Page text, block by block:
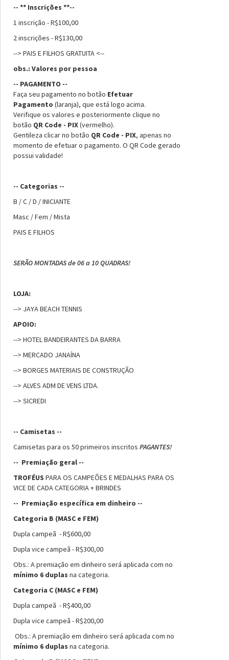
-- ** Inscrições **--
1 inscrição - R$100,00
2 inscrições - R$130,00
--> PAIS E FILHOS GRATUITA <--
obs.: Valores por pessoa
-- PAGAMENTO --
Faça seu pagamento no botão Efetuar
Pagamento (laranja), que está logo acima.
Verifique os valores e posteriormente clique no
botão QR Code - PIX(vermelho).
Gentileza clicar no botão QR Code - PIX, apenas no
momento de efetuar o pagamento. O QR Code gerado
possui validade!
-- Categorias --
B / C / D / INICIANTE
Masc / Fem / Mista
PAIS E FILHOS
SERÃO MONTADAS de 06 a 10 QUADRAS!
LOJA:
--> JAYA BEACH TENNIS
APOIO:
--> HOTEL BANDEIRANTES DA BARRA
--> MERCADO JANAÍNA
--> BORGES MATERIAIS DE CONSTRUÇÃO
--> ALVES ADM DE VENS LTDA.
--> SICREDI
-- Camisetas --
Camisetas para os 50 primeiros inscritos PAGANTES!
-- Premiação geral --
TROFÉUS PARA OS CAMPEÕES E MEDALHAS PARA OS
VICE DE CADA CATEGORIA + BRINDES
-- Premiação específica em dinheiro --
Categoria B (MASC e FEM)
Dupla campeã - R$600,00
Dupla vice campeã - R$300,00
Obs.: A premiação em dinheiro será aplicada com no
mínimo 6 duplas na categoria.
Categoria C (MASC e FEM)
Dupla campeã - R$400,00
Dupla vice campeã - R$200,00
Obs.: A premiação em dinheiro será aplicada com no
mínimo 6 duplas na categoria.